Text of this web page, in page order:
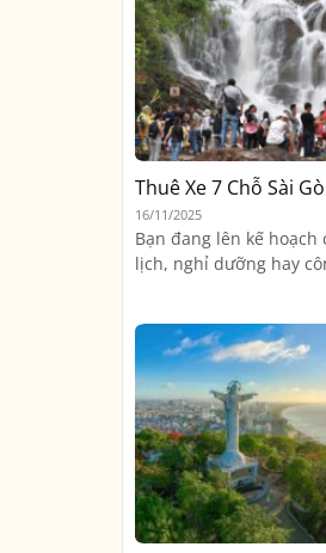
Thuê Xe 7 Chỗ Sài
16/11/2025
Bạn đang lên kế hoạch
lịch, nghỉ dưỡng hay